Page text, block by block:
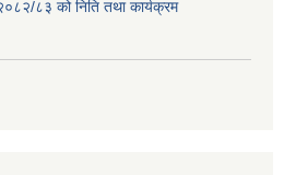
८३ को निति तथा कार्यक्रम